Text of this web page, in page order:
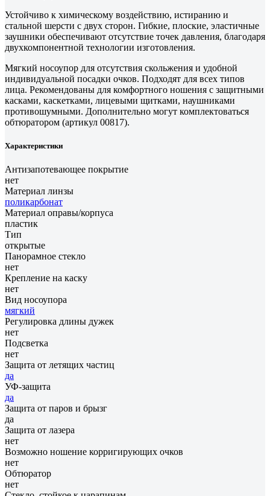
Устойчиво к химическому воздействию, истиранию и
стальной шерсти с двух сторон. Гибкие, плоские, эластичные
заушники обеспечивают отсутствие точек давления, благодаря
двухкомпонентной технологии изготовления.
Мягкий носоупор для отсутствия скольжения и удобной
индивидуальной посадки очков. Подходят для всех типов
лица. Рекомендованы для комфортного ношения с защитными
касками, каскетками, лицевыми щитками, наушниками
противошумными. Дополнительно могут комплектоваться
обтюратором (артикул 00817).
Характеристики
Антизапотевающее покрытие
нет
Материал линзы
поликарбонат
Материал оправы/корпуса
пластик
Тип
открытые
Панорамное стекло
нет
Крепление на каску
нет
Вид носоупора
мягкий
Регулировка длины дужек
нет
Подсветка
нет
Защита от летящих частиц
да
УФ-защита
да
Защита от паров и брызг
да
Защита от лазера
нет
Возможно ношение корригирующих очков
нет
Обтюратор
нет